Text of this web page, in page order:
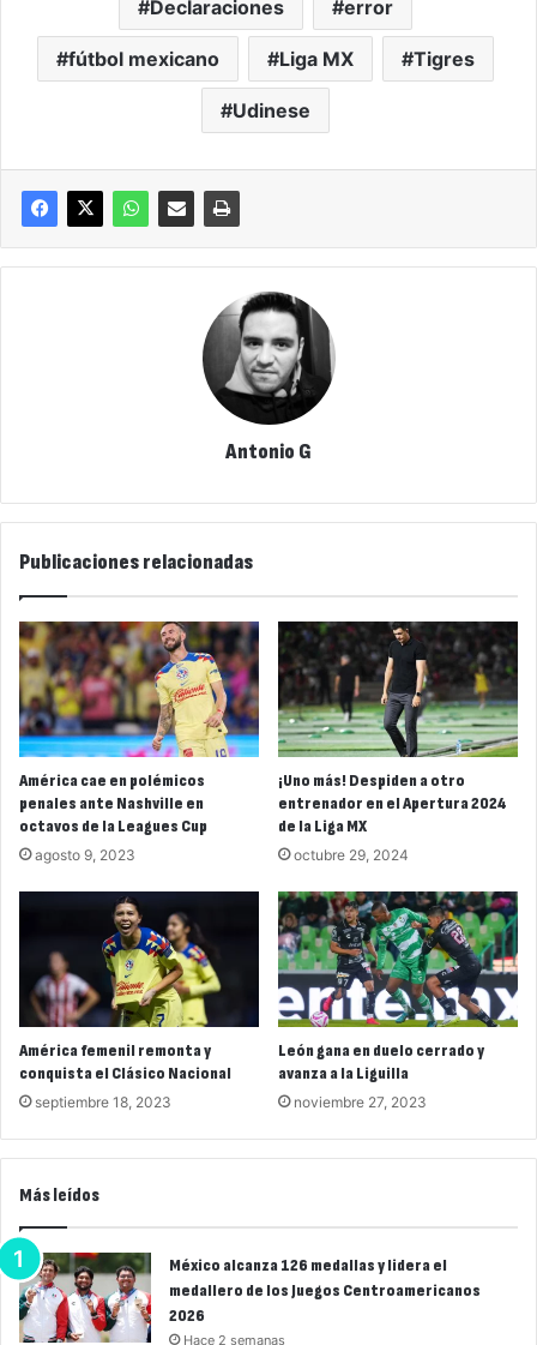
Declaraciones error
fútbol mexicano Liga MX Tigres
Udinese
Antonio G
Publicaciones relacionadas
América cae en polémicos
penales ante Nashville en
octavos de la Leagues Cup
agosto 9, 2023
¡Uno más! Despiden a otro
entrenador en el Apertura 2024
de la Liga MX
octubre 29, 2024
América femenil remonta y
conquista el Clásico Nacional
septiembre 18, 2023
León gana en duelo cerrado y
avanza a la Liguilla
noviembre 27, 2023
Más leídos
México alcanza 126 medallas y lidera el
medallero de los Juegos Centroamericanos
2026
Hace 2 semanas